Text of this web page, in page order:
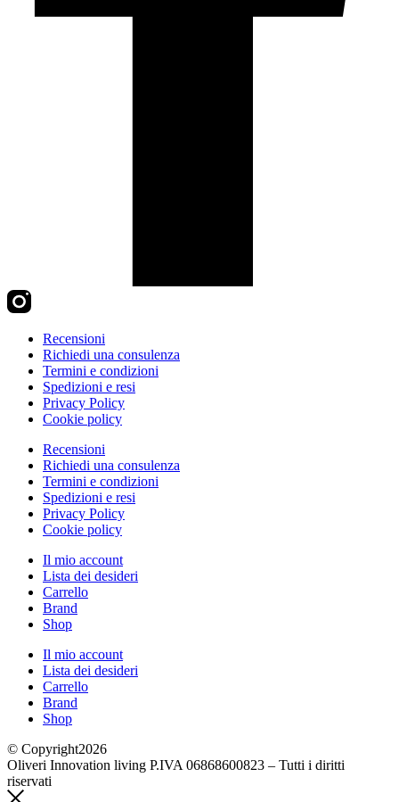
Recensioni
Richiedi una consulenza
Termini e condizioni
Spedizioni e resi
Privacy Policy
Cookie policy
Recensioni
Richiedi una consulenza
Termini e condizioni
Spedizioni e resi
Privacy Policy
Cookie policy
Il mio account
Lista dei desideri
Carrello
Brand
Shop
Il mio account
Lista dei desideri
Carrello
Brand
Shop
© Copyright2026
Oliveri Innovation living P.IVA 06868600823 – Tutti i diritti
riservati